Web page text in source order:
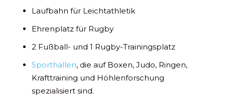
Laufbahn für Leichtathletik
Ehrenplatz für Rugby
2 Fußball- und 1 Rugby-Trainingsplatz
Sporthallen, die auf Boxen, Judo, Ringen,
Krafttraining und Höhlenforschung
spezialisiert sind.